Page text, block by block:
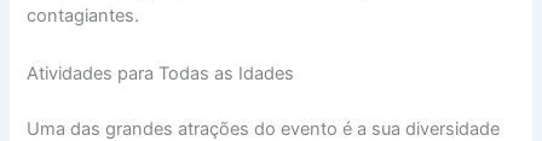
contagiantes.
Atividades para Todas as Idades
Uma das grandes atrações do evento é a sua diversidade